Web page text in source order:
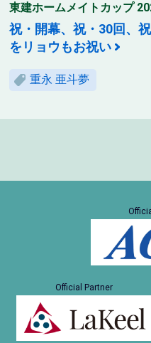
東建ホームメイトカップ
祝・開幕、祝・30回、
をリョウもお祝い
重永 亜斗夢
Official Partner